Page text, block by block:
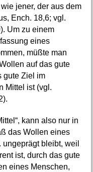
jener, der aus dem
Ench. 18,6; vgl.
Um zu einem
eines
müßte man
auf das gute
gute Ziel im
Mittel ist (vgl.
kann also nur in
das Wollen eines
bleibt, weil
ist, durch das gute
eines Menschen,